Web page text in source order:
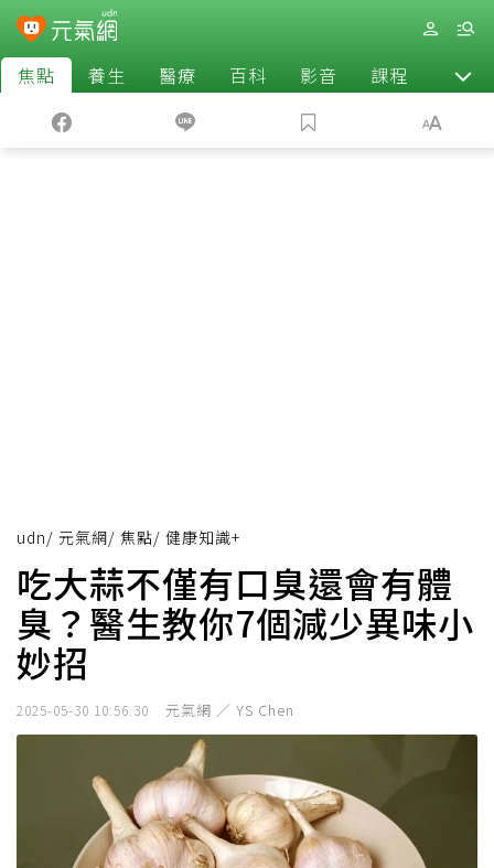
焦點 養生 醫療 百科 影音 課程 退休
udn/ 元氣網/ 焦點/ 健康知識+
吃大蒜不僅有口臭還會有體
臭？醫生教你7個減少異味小
妙招
2025-05-30 10:56:30 元氣網 ／ YS Chen